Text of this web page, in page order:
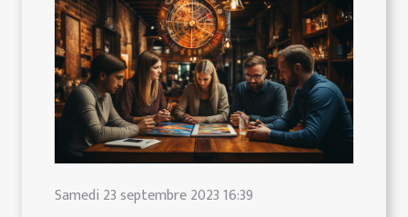
Samedi 23 septembre 2023 16:39